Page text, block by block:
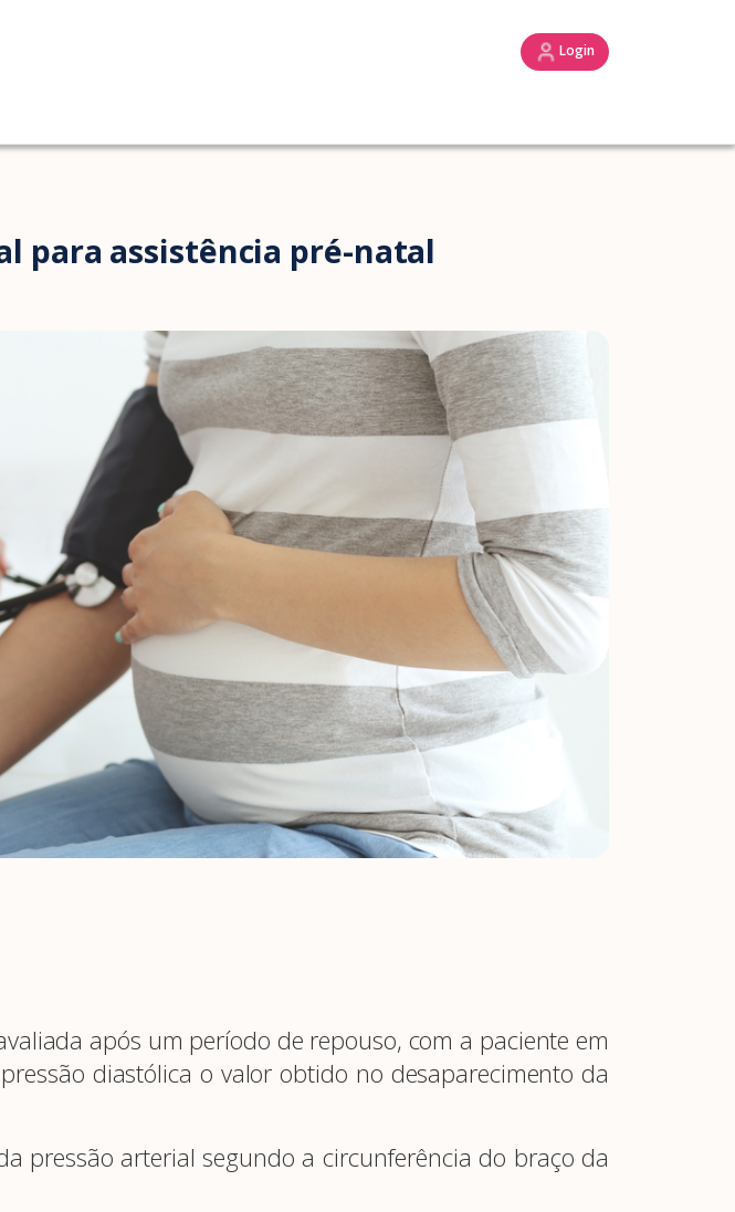
Login
para assistência pré-natal
após um período de repouso, com a paciente em
diastólica o valor obtido no desaparecimento da
pressão arterial segundo a circunferência do braço da